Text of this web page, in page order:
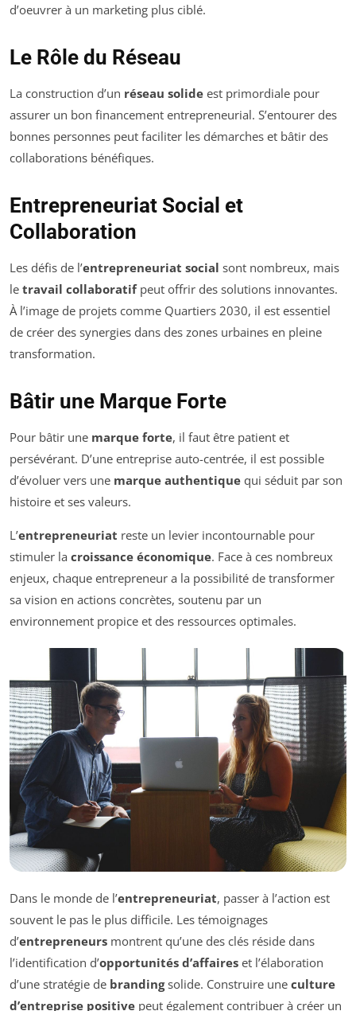
d’oeuvrer à un marketing plus ciblé.
Le Rôle du Réseau
La construction d’un réseau solide est primordiale pour
assurer un bon financement entrepreneurial. S’entourer des
bonnes personnes peut faciliter les démarches et bâtir des
collaborations bénéfiques.
Entrepreneuriat Social et
Collaboration
Les défis de l’entrepreneuriat social sont nombreux, mais
le travail collaboratifpeut offrir des solutions innovantes.
À l’image de projets comme Quartiers 2030, il est essentiel
de créer des synergies dans des zones urbaines en pleine
transformation.
Bâtir une Marque Forte
Pour bâtir une marque forte, il faut être patient et
persévérant. D’une entreprise auto-centrée, il est possible
d’évoluer vers une marque authentique qui séduit par son
histoire et ses valeurs.
L’entrepreneuriat reste un levier incontournable pour
stimuler la croissance économique. Face à ces nombreux
enjeux, chaque entrepreneur a la possibilité de transformer
sa vision en actions concrètes, soutenu par un
environnement propice et des ressources optimales.
Dans le monde de l’entrepreneuriat, passer à l’action est
souvent le pas le plus difficile. Les témoignages
d’entrepreneurs montrent qu’une des clés réside dans
l’identification d’opportunités d’affaires et l’élaboration
d’une stratégie de brandingsolide. Construire une culture
d’entreprise positive peut également contribuer à créer un